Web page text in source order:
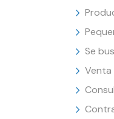
Se
Venta